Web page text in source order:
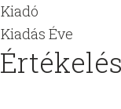
Kiadó
Kiadás Éve